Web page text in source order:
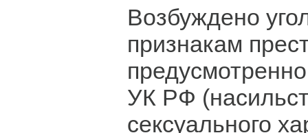
Возбуждено
признакам
УК РФ
сексуального